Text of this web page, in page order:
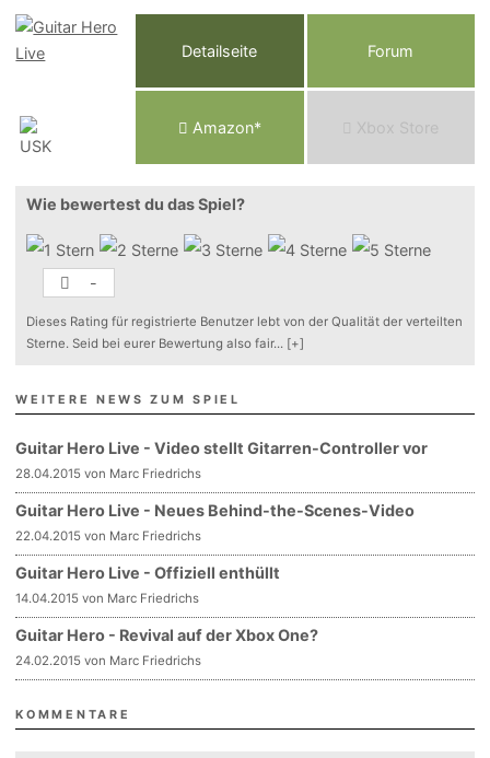
Detailseite Forum
Amazon* Xbox Store
Wie bewertest du das Spiel?
-
Dieses Rating für registrierte Benutzer lebt von der Qualität der verteilten
Sterne. Seid bei eurer Bewertung also fair... [+]
WEITERE NEWS ZUM SPIEL
Guitar Hero Live - Video stellt Gitarren-Controller vor
28.04.2015 von Marc Friedrichs
Guitar Hero Live - Neues Behind-the-Scenes-Video
22.04.2015 von Marc Friedrichs
Guitar Hero Live - Offiziell enthüllt
14.04.2015 von Marc Friedrichs
Guitar Hero - Revival auf der Xbox One?
24.02.2015 von Marc Friedrichs
KOMMENTARE